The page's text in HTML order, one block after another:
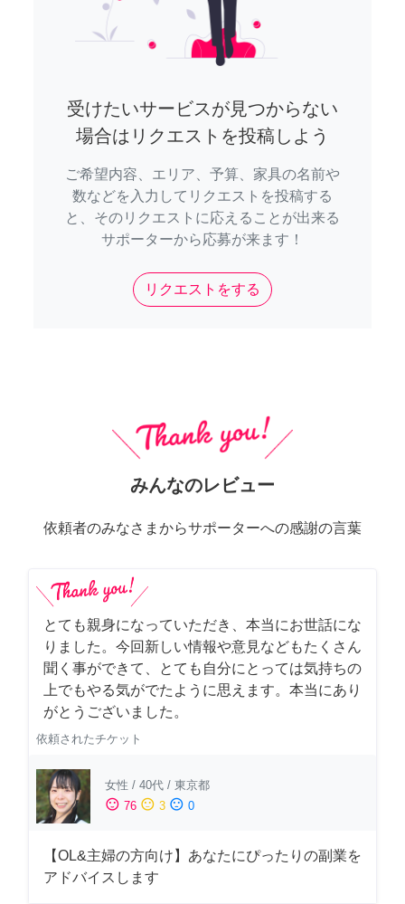
受けたいサービスが見つからない
場合はリクエストを投稿しよう
ご希望内容、エリア、予算、家具の名前や
数などを入力してリクエストを投稿する
と、そのリクエストに応えることが出来る
サポーターから応募が来ます！
リクエストをする
みんなのレビュー
依頼者のみなさまからサポーターへの感謝の言葉
とても親身になっていただき、本当にお世話にな
りました。今回新しい情報や意見などもたくさん
聞く事ができて、とても自分にとっては気持ちの
上でもやる気がでたように思えます。本当にあり
がとうございました。
依頼されたチケット
女性 / 40代 / 東京都
sentiment_satisfied 76 sentiment_neutral 3 sentiment_dissatisfied 0
【OL&主婦の方向け】あなたにぴったりの副業を
アドバイスします